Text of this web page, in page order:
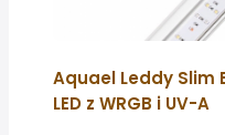
Aquael Leddy
LED z WRGB i UV-A